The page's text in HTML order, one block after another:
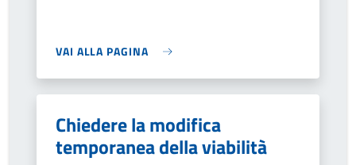
VAI ALLA PAGINA
Chiedere la modifica
temporanea della viabilità